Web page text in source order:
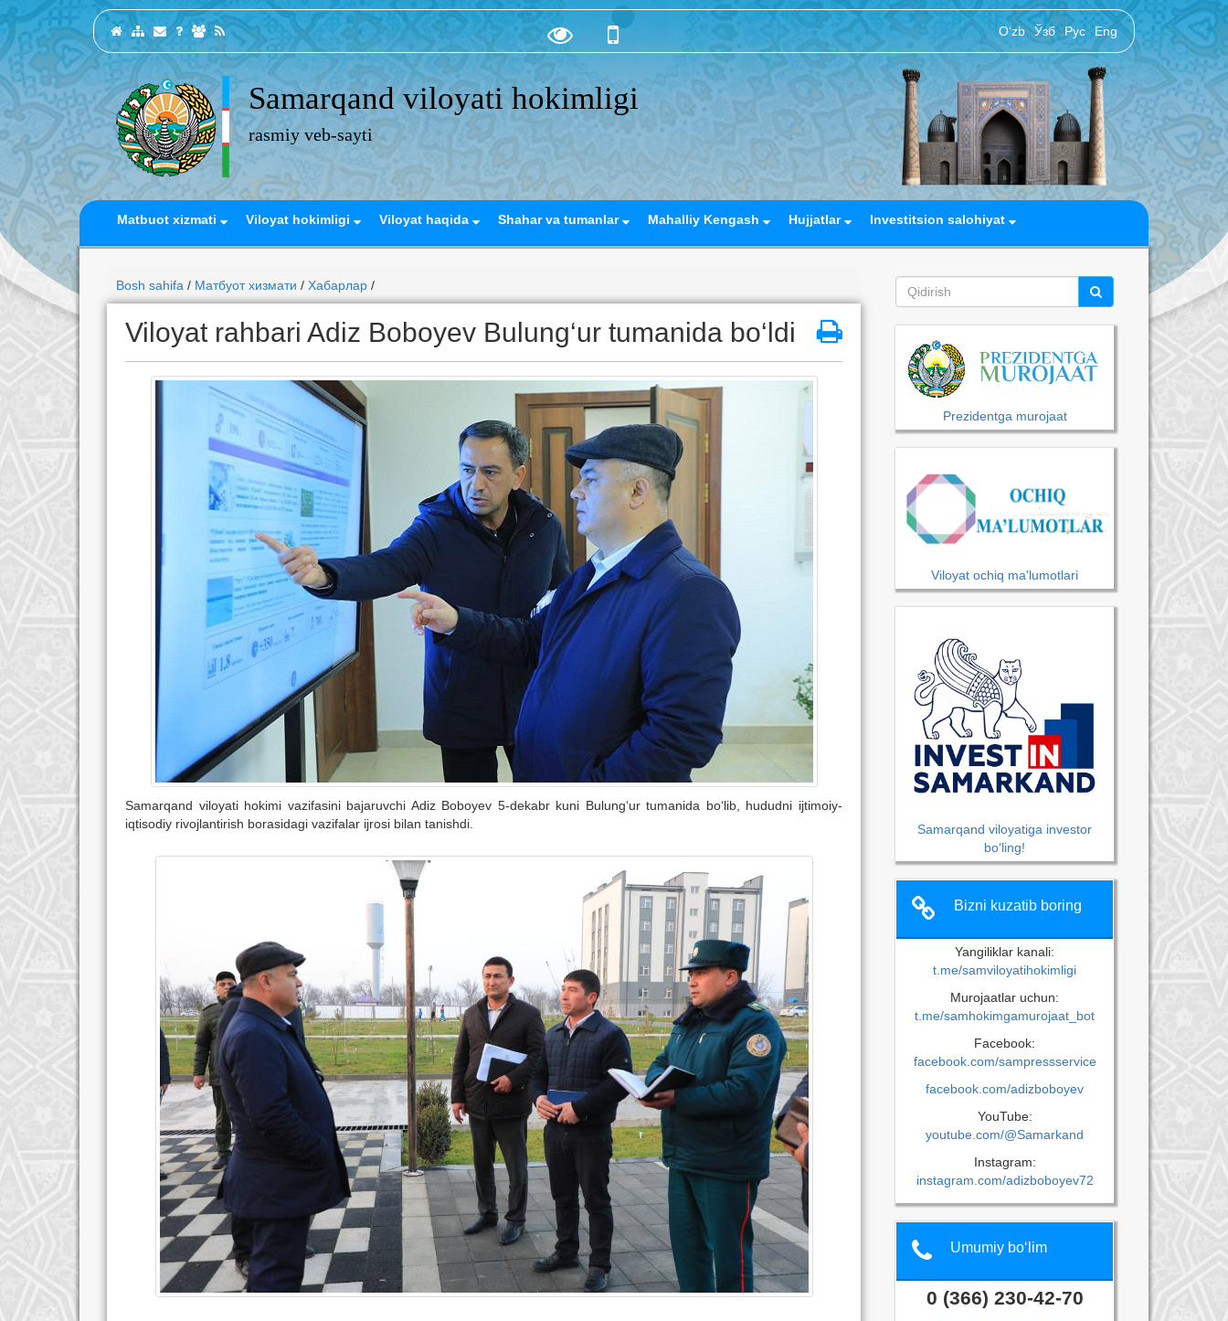
O‘zb Ўзб Рус Eng
Samarqand viloyati hokimligi
rasmiy veb-sayti
Matbuot xizmati Viloyat hokimligi Viloyat haqida Shahar va tumanlar Mahalliy Kengash Hujjatlar Investitsion salohiyat
Bosh sahifa / Матбуот хизмати / Хабарлар /
Viloyat rahbari Adiz Boboyev Bulung‘ur tumanida bo‘ldi
Samarqand viloyati hokimi vazifasini bajaruvchi Adiz Boboyev 5-dekabr kuni Bulung‘ur tumanida bo‘lib, hududni ijtimoiy-
iqtisodiy rivojlantirish borasidagi vazifalar ijrosi bilan tanishdi.
Prezidentga murojaat
Viloyat ochiq ma'lumotlari
Samarqand viloyatiga investor
bo‘ling!
Bizni kuzatib boring
Yangiliklar kanali:
t.me/samviloyatihokimligi
Murojaatlar uchun:
t.me/samhokimgamurojaat_bot
Facebook:
facebook.com/sampressservice
facebook.com/adizboboyev
YouTube:
youtube.com/@Samarkand
Instagram:
instagram.com/adizboboyev72
Umumiy bo‘lim
0 (366) 230-42-70